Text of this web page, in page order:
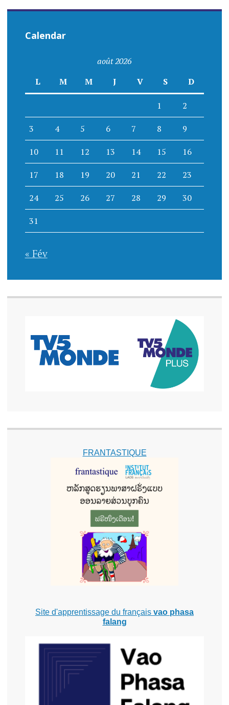
Calendar
août 2026
L
M M J V S D
1 2
3 4 5 6 7 8 9
10 11 12 13 14 15 16
17 18 19 20 21 22 23
24 25 26 27 28 29 30
31
« Fév
FRANTASTIQUE
Site d'apprentissage du français vao phasa
falang